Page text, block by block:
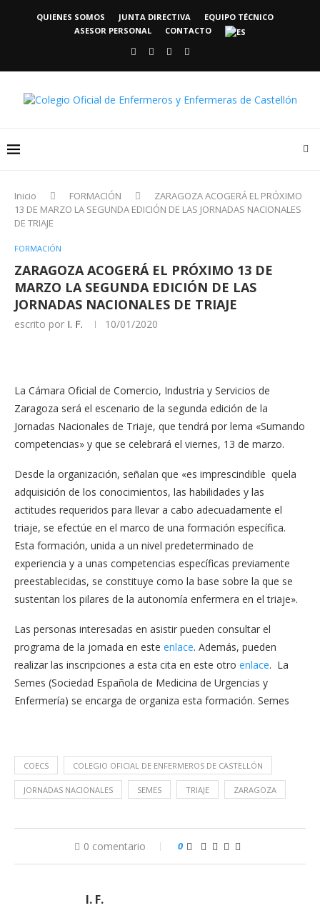
QUIENES SOMOS JUNTA DIRECTIVA
EQUIPO TÉCNICO
ASESOR PERSONAL
CONTACTO
Inicio FORMACIÓN
ZARAGOZA ACOGERÁ EL PRÓXIMO
13 DE MARZO LA SEGUNDA EDICIÓN DE LAS JORNADAS NACIONALES
DE TRIAJE
FORMACIÓN
ZARAGOZA ACOGERÁ EL PRÓXIMO 13 DE
MARZO LA SEGUNDA EDICIÓN DE LAS
JORNADAS NACIONALES DE TRIAJE
escrito por I. F. 10/01/2020
La Cámara Oficial de Comercio, Industria y Servicios de
Zaragoza será el escenario de la segunda edición de la
Jornadas Nacionales de Triaje, que tendrá por lema «Sumando
competencias» y que se celebrará el viernes, 13 de marzo.
Desde la organización, señalan que «es imprescindible quela
adquisición de los conocimientos, las habilidades y las
actitudes requeridos para llevar a cabo adecuadamente el
triaje, se efectúe en el marco de una formación específica.
Esta formación, unida a un nivel predeterminado de
experiencia y a unas competencias específicas previamente
preestablecidas, se constituye como la base sobre la que se
sustentan los pilares de la autonomía enfermera en el triaje».
Las personas interesadas en asistir pueden consultar el
programa de la jornada en este enlace. Además, pueden
realizar las inscripciones a esta cita en este otro enlace. La
Semes (Sociedad Española de Medicina de Urgencias y
Enfermería) se encarga de organiza esta formación. Semes
COECS COLEGIO OFICIAL DE ENFERMEROS DE CASTELLÓN
JORNADAS NACIONALES SEMES TRIAJE ZARAGOZA
0 comentario 0
I. F.